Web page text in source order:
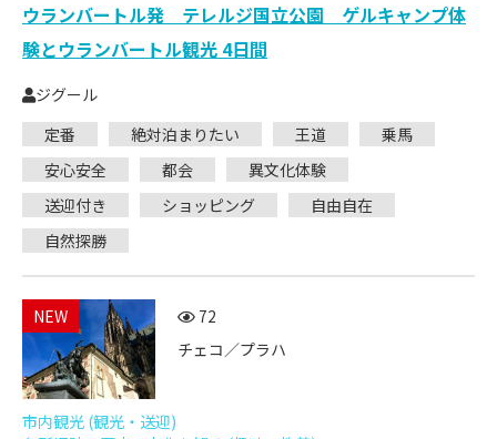
ウランバートル発 テレルジ国立公園 ゲルキャンプ体
験とウランバートル観光 4日間
ジグール
定番
絶対泊まりたい 王道
乗馬
安心安全
都会
異文化体験
送迎付き
ショッピング
自由自在
自然探勝
NEW
72
チェコ／プラハ
市内観光 (観光・送迎)